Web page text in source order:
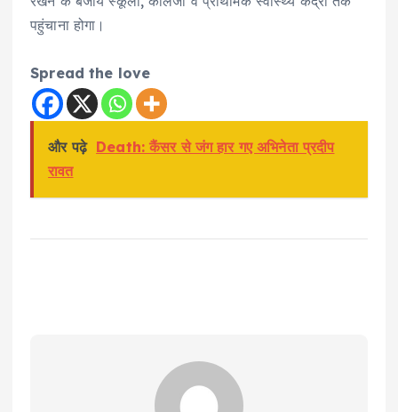
पहुंचाना होगा।
Spread the love
और पढ़े Death: कैंसर से जंग हार गए अभिनेता प्रदीप
रावत